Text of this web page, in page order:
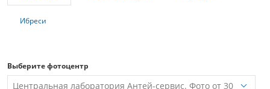
Ибреси
Выберите фотоцентр